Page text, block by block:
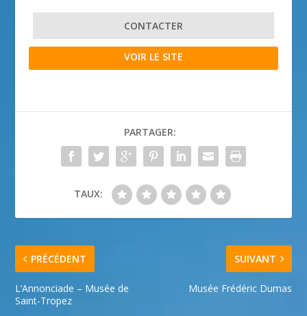
CONTACTER
VOIR LE SITE
PARTAGER:
TAUX:
PRÉCÉDENT
L’Annonciade – Musée de
Saint-Tropez
SUIVANT
Musée Frédéric Dumas